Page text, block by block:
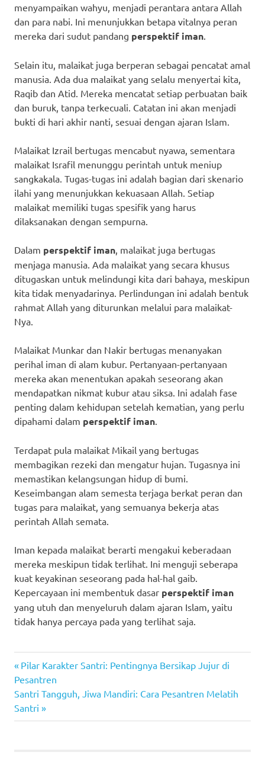
menyampaikan wahyu, menjadi perantara antara Allah
dan para nabi. Ini menunjukkan betapa vitalnya peran
mereka dari sudut pandang perspektif iman
Selain itu, malaikat juga berperan sebagai pencatat amal
manusia. Ada dua malaikat yang selalu menyertai kita,
Raqib dan Atid. Mereka mencatat setiap perbuatan baik
dan buruk, tanpa terkecuali. Catatan ini akan menjadi
bukti di hari akhir nanti, sesuai dengan ajaran Islam.
Malaikat Izrail bertugas mencabut nyawa, sementara
malaikat Israfil menunggu perintah untuk meniup
sangkakala. Tugas-tugas ini adalah bagian dari skenario
ilahi yang menunjukkan kekuasaan Allah. Setiap
malaikat memiliki tugas spesifik yang harus
dilaksanakan dengan sempurna.
Dalam perspektif iman , malaikat juga bertugas
menjaga manusia. Ada malaikat yang secara khusus
ditugaskan untuk melindungi kita dari bahaya, meskipun
kita tidak menyadarinya. Perlindungan ini adalah bentuk
rahmat Allah yang diturunkan melalui para malaikat-
Nya.
Malaikat Munkar dan Nakir bertugas menanyakan
perihal iman di alam kubur. Pertanyaan-pertanyaan
mereka akan menentukan apakah seseorang akan
mendapatkan nikmat kubur atau siksa. Ini adalah fase
penting dalam kehidupan setelah kematian, yang perlu
dipahami dalam perspektif iman
Terdapat pula malaikat Mikail yang bertugas
membagikan rezeki dan mengatur hujan. Tugasnya ini
memastikan kelangsungan hidup di bumi.
Keseimbangan alam semesta terjaga berkat peran dan
tugas para malaikat, yang semuanya bekerja atas
perintah Allah semata.
Iman kepada malaikat berarti mengakui keberadaan
mereka meskipun tidak terlihat. Ini menguji seberapa
kuat keyakinan seseorang pada hal-hal gaib.
Kepercayaan ini membentuk dasar perspektif iman
yang utuh dan menyeluruh dalam ajaran Islam, yaitu
tidak hanya percaya pada yang terlihat saja.
Navigasi
pos
Previous
Post:
Pilar Karakter Santri: Pentingnya Bersikap Jujur di
Pesantren
Next
Post:
Santri Tangguh, Jiwa Mandiri: Cara Pesantren Melatih
Santri